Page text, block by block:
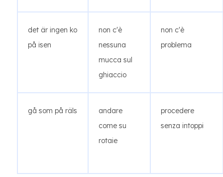
det är ingen ko
på isen
non c'è
nessuna
mucca sul
ghiaccio
non c'è
problema
gå som på räls
andare
come su
rotaie
procedere
senza intoppi